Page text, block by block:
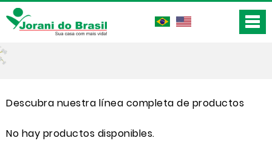
Descubra nuestra línea completa de productos
No hay productos disponibles.